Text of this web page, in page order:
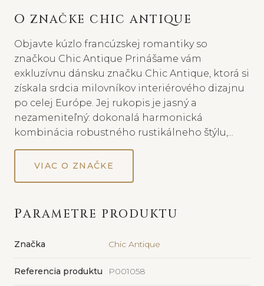
O ZNAČKE CHIC ANTIQUE
Objavte kúzlo francúzskej romantiky so
značkou Chic Antique Prinášame vám
exkluzívnu dánsku značku Chic Antique, ktorá si
získala srdcia milovníkov interiérového dizajnu
po celej Európe. Jej rukopis je jasný a
nezameniteľný: dokonalá harmonická
kombinácia robustného rustikálneho štýlu,...
VIAC O ZNAČKE
PARAMETRE PRODUKTU
Značka Chic Antique
Referencia produktu P001058